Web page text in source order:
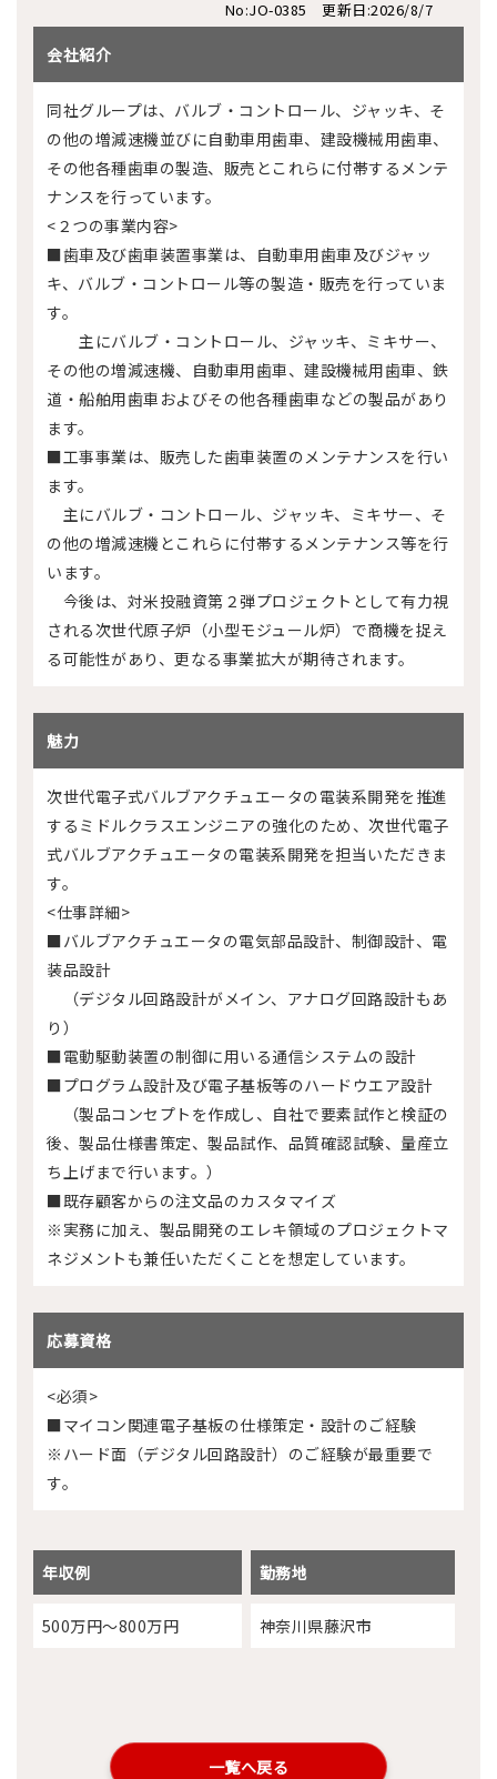
No:JO-0385 更新日:2026/8/7
会社紹介
同社グループは、バルブ・コントロール、ジャッキ、そ
の他の増減速機並びに自動車用歯車、建設機械用歯車、
その他各種歯車の製造、販売とこれらに付帯するメンテ
ナンスを行っています。
<２つの事業内容>
■歯車及び歯車装置事業は、自動車用歯車及びジャッ
キ、バルブ・コントロール等の製造・販売を行っていま
す。
主にバルブ・コントロール、ジャッキ、ミキサー、
その他の増減速機、自動車用歯車、建設機械用歯車、鉄
道・船舶用歯車およびその他各種歯車などの製品があり
ます。
■工事事業は、販売した歯車装置のメンテナンスを行い
ます。
主にバルブ・コントロール、ジャッキ、ミキサー、そ
の他の増減速機とこれらに付帯するメンテナンス等を行
います。
今後は、対米投融資第２弾プロジェクトとして有力視
される次世代原子炉（小型モジュール炉）で商機を捉え
る可能性があり、更なる事業拡大が期待されます。
魅力
次世代電子式バルブアクチュエータの電装系開発を推進
するミドルクラスエンジニアの強化のため、次世代電子
式バルブアクチュエータの電装系開発を担当いただきま
す。
<仕事詳細>
■バルブアクチュエータの電気部品設計、制御設計、電
装品設計
（デジタル回路設計がメイン、アナログ回路設計もあ
り）
■電動駆動装置の制御に用いる通信システムの設計
■プログラム設計及び電子基板等のハードウエア設計
（製品コンセプトを作成し、自社で要素試作と検証の
後、製品仕様書策定、製品試作、品質確認試験、量産立
ち上げまで行います。）
■既存顧客からの注文品のカスタマイズ
※実務に加え、製品開発のエレキ領域のプロジェクトマ
ネジメントも兼任いただくことを想定しています。
応募資格
<必須>
■マイコン関連電子基板の仕様策定・設計のご経験
※ハード面（デジタル回路設計）のご経験が最重要で
す。
年収例 勤務地
500万円～800万円 神奈川県藤沢市
一覧へ戻る